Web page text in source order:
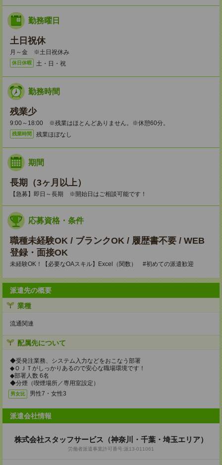
勤務曜日
土日祝休
月～金 ※土日祝休み
休日休暇 土・日・祝
勤務時間
残業少
9:00～18:00 ※残業はほとんどありません。※休憩60分。
残業時間 残業ほぼなし
期間
長期（3ヶ月以上）
【急募】即日～長期 ※開始日はご相談可能です！
応募資格・条件
職種未経験OK / ブランクOK / 履歴書不要 / WEB
登録・面接OK
未経験OK！【必要なOAスキル】Excel（関数） #初めての派遣歓迎
派遣先の概要
業種
流通関連
配属先について
◆受発注業務、システム入力などをおこなう部署
◆ＯＪＴがしっかりあるので安心な職場環境です！
◆部署人数 6名
◆分煙（喫煙場所／専用室設定）
男女比 男性7・女性3
派遣会社情報
株式会社スタッフサービス（神奈川・千葉・埼玉エリア）
労働者派遣事業許可番号:派13-011061